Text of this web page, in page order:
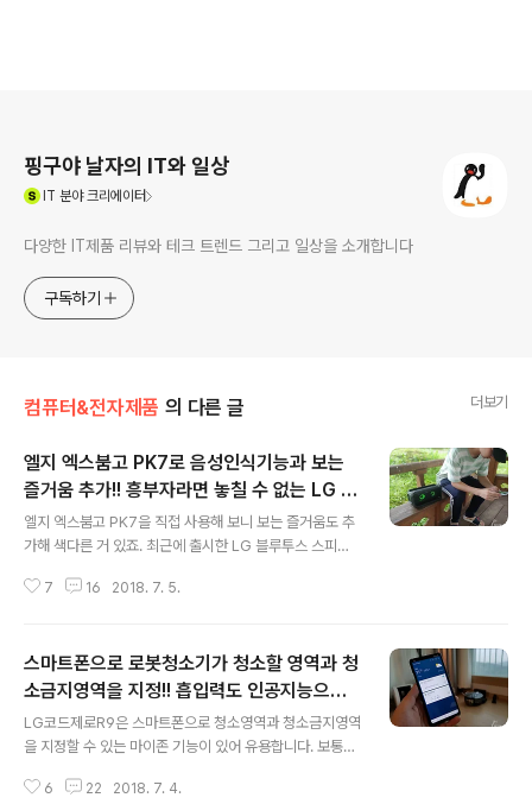
핑구야 날자의 IT와 일상
IT 분야 크리에이터
다양한 IT제품 리뷰와 테크 트렌드 그리고 일상을 소개합니다
구독하기
컴퓨터&전자제품 의 다른 글 더보기
엘지 엑스붐고 PK7로 음성인식기능과 보는
즐거움 추가!! 흥부자라면 놓칠 수 없는 LG 블
루투스 스피커
엘지 엑스붐고 PK7을 직접 사용해 보니 보는 즐거움도 추
가해 색다른 거 있죠. 최근에 출시한 LG 블루투스 스피커
의 성능과 사이즈는 PK7 > PK5 > PK3 순이며 PK3은
오디오 전문기업 메리디안의 음향기술을 적용한 것 입니
다. LG전자는 제품의 특징에 맞게 해외 명품 사운드 업체
들과 협업을 통해 사운드를 제공하고 있습니다. 스마트폰
과 TV에서도 그랬던 기억이 납니다. 그럼 어떤 매력이 있
리디안 영국의 오디오 전문기업 메르디안과 손발을 맞춘
7 16 2018. 7. 5.
스마트폰으로 로봇청소기가 청소할 영역과 청
소금지영역을 지정!! 흡입력도 인공지능으로
스스로 판단
LG코드제로R9은 스마트폰으로 청소영역과 청소금지영역
을 지정할 수 있는 마이존 기능이 있어 유용합니다. 보통은
있을 때가 있어요. 로봇청소기는 거실을 청소하고 우리는
6 22 2018. 7. 4.